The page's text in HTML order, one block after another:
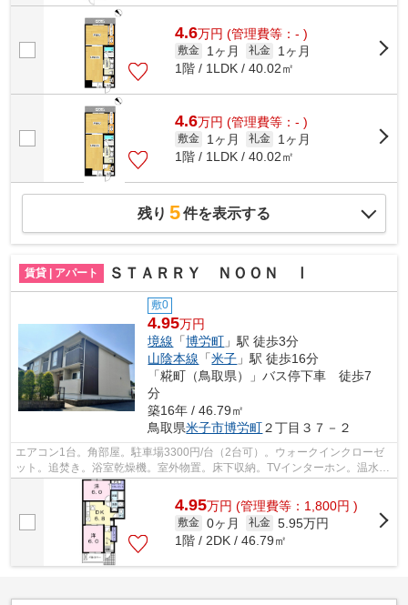
4.6万円 (管理費等：- )
敷金 1ヶ月 礼金
1ヶ月
1階 / 1LDK / 40.02㎡
4.6万円 (管理費等：- )
敷金 1ヶ月 礼金
1ヶ月
1階 / 1LDK / 40.02㎡
残り 5件を表示する
賃貸 | アパート ＳＴＡＲＲＹ ＮＯＯＮ Ⅰ
敷0
4.95万円
境線 「博労町 」駅 徒歩3分
山陰本線 「米子 」駅 徒歩16分
「糀町（鳥取県）」バス停下車 徒歩7
分
築16年 / 46.79㎡
鳥取県米子市博労町２丁目３７－２
エアコン1台。角部屋。駐車場3300円/台（2台可）。ウォークインクローゼ
ット。追焚き。浴室乾燥機。室外物置。床下収納。TVインターホン。温水洗
浄便座。独立洗面台。南向き。複層ガラ...
4.95万円 (管理費等：1,800円 )
敷金 0ヶ月 礼金 5.95万円
1階 / 2DK / 46.79㎡